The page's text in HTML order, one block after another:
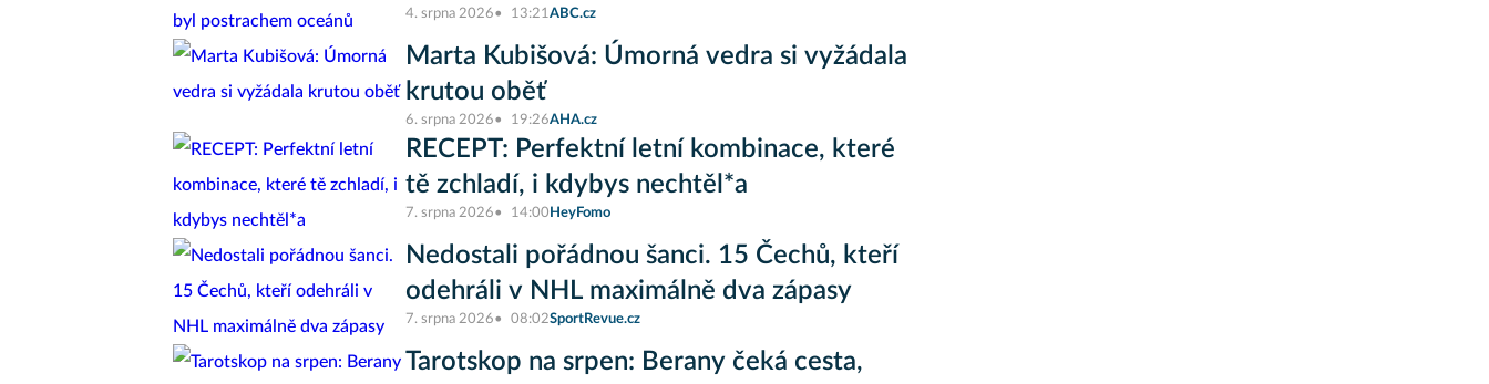
4. srpna 2026 13:21ABC.cz
Marta Kubišová: Úmorná vedra si vyžádala
krutou oběť
6. srpna 2026 19:26AHA.cz
RECEPT: Perfektní letní kombinace, které
tě zchladí, i kdybys nechtěl*a
7. srpna 2026 14:00 HeyFomo
Nedostali pořádnou šanci. 15 Čechů, kteří
odehráli v NHL maximálně dva zápasy
7. srpna 2026 08:02SportRevue.cz
Tarotskop na srpen: Berany čeká cesta,